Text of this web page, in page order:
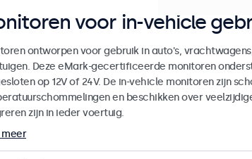
voor in-vehicle
ontworpen voor gebruik in auto's,
Deze eMark-gecertificeerde monitoren
op 12V of 24V. De in-vehicle monitoren zijn
en beschikken over
zijn in ieder voertuig.
meer